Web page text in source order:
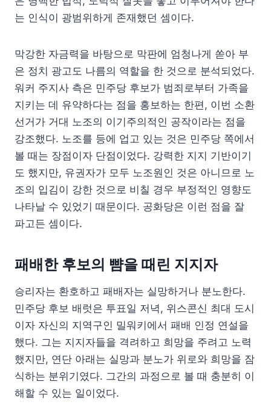
는 인식이 광범위하게 존재했던 셈이다.
막강한 자금력을 바탕으로 막판에 엄청나게 쏟아 부
은 정치 광고도 나름의 역할을 한 것으로 분석되었다.
워커 주지사 측은 민주당 후보가 범죄로부터 가족을
지키는 데 유약하다는 점을 홍보하는 한편, 이번 소환
선거가 거대 노조의 이기주의적인 공작이라는 점을
강조했다. 노조를 등에 업고 있는 것은 민주당 쪽에서
볼 때는 장점이자 단점이었다. 강력한 지지 기반이기
도 했지만, 유권자가 모두 노조원인 것은 아니므로 노
조의 입김이 강한 것으로 비칠 경우 부정적인 영향도
나타날 수 있었기 때문이다. 공화당은 이런 점을 잘
파고든 셈이다.
패배한 후보의 뺨을 때린 지지자
승리자는 환호하고 패배자는 실망하거나 분노한다.
민주당 후보 배럿은 투표일 저녁, 위스콘신 최대 도시
이자 자신의 지역구인 밀워키에서 패배 인정 연설을
했다. 그는 지지자들을 격려하고 희망을 주려고 노력
했지만, 연단 아래는 실망과 분노가 위로와 희망을 잠
식하는 분위기였다. 그간의 과정으로 볼 때 충분히 이
해할 수 있는 일이었다.